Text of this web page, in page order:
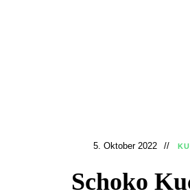
5. Oktober 2022
Schoko